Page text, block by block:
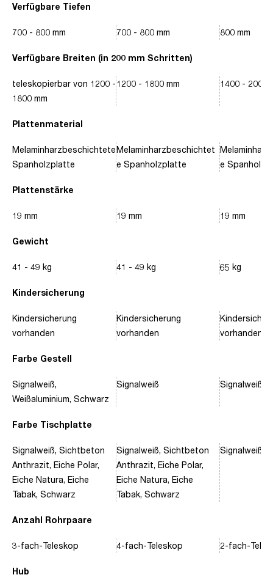
Verfügbare Tiefen
Verfügbare Breiten (in 200 mm Schritten)
Plattenmaterial
Plattenstärke
Gewicht
Kindersicherung
Farbe Gestell
Farbe Tischplatte
Anzahl Rohrpaare
Hub
700 - 800 mm
teleskopierbar von 1200 -
1800 mm
Melaminharzbeschichtete
Spanholzplatte
19 mm
41 - 49 kg
Kindersicherung
vorhanden
Signalweiß,
Weißaluminium, Schwarz
Signalweiß, Sichtbeton
Anthrazit, Eiche Polar,
Eiche Natura, Eiche
Tabak, Schwarz
3-fach-Teleskop
700 - 800 mm
1200 - 1800 mm
Melaminharzbeschichtet
e Spanholzplatte
19 mm
41 - 49 kg
Kindersicherung
vorhanden
Signalweiß
Signalweiß, Sichtbeton
Anthrazit, Eiche Polar,
Eiche Natura, Eiche
Tabak, Schwarz
4-fach-Teleskop
800 mm
1400 - 2000
e
19 mm
65 kg
vorhanden
Signalweiß,
Signalweiß,
2-fach-